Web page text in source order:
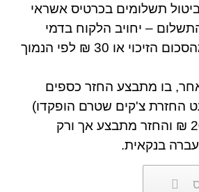
תשלומים בכרטיס אשראי
התשלום – יחויב הלקוח בדמי
ביטול 5% מהסכום הזיכוי או 30 ₪ לפי הנמוך
בו מתבצע החזר כספים
החזרת צ'קים שטרם הופקדו)
דמי טיפול 20 ₪ והחזר מתבצע אך ורק
בנקאית.